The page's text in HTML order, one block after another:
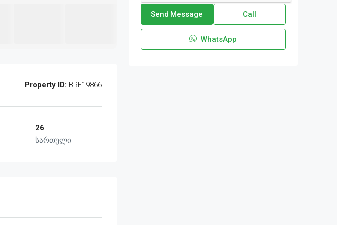
Property ID: BRE19866
26
სართული
Send Message Call
WhatsApp